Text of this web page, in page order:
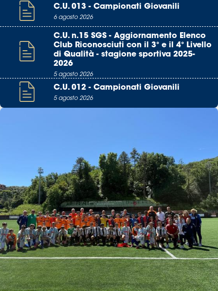
C.U. 013 - Campionati Giovanili
6 agosto 2026
C.U. n.15 SGS - Aggiornamento Elenco
Club Riconosciuti con il 3° e il 4° Livello
di Qualità - stagione sportiva 2025-
2026
5 agosto 2026
C.U. 012 - Campionati Giovanili
5 agosto 2026